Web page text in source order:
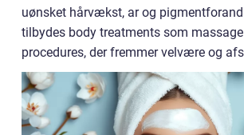
uønsket hårvækst, ar og
tilbydes body treatments som
procedures, der fremmer velvære og